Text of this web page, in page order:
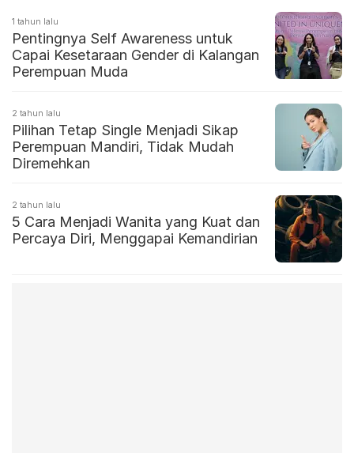
1 tahun lalu
Pentingnya Self Awareness untuk
Capai Kesetaraan Gender di Kalangan
Perempuan Muda
2 tahun lalu
Pilihan Tetap Single Menjadi Sikap
Perempuan Mandiri, Tidak Mudah
Diremehkan
2 tahun lalu
5 Cara Menjadi Wanita yang Kuat dan
Percaya Diri, Menggapai Kemandirian